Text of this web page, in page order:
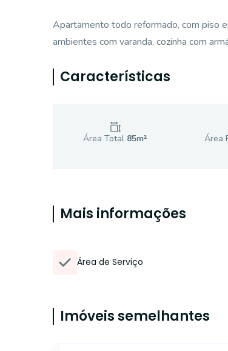
Apartamento todo reformado, com piso
ambientes com varanda, cozinha com
Características
Área Total 85m² Área
Mais informações
Área de Serviço
Imóveis semelhantes